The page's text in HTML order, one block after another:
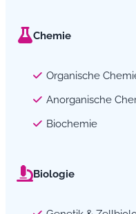
Chemie
Organische
Anorganische
Biochemie
Biologie